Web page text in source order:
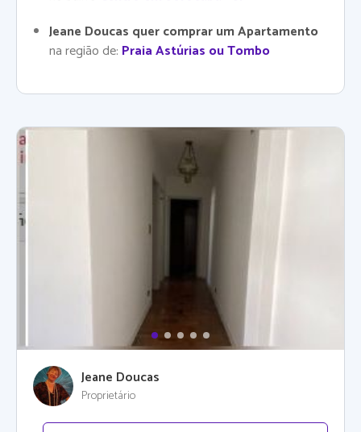
Jeane Doucas quer comprar um Apartamento
na região de: Praia Astúrias ou Tombo
Jeane Doucas
Proprietário